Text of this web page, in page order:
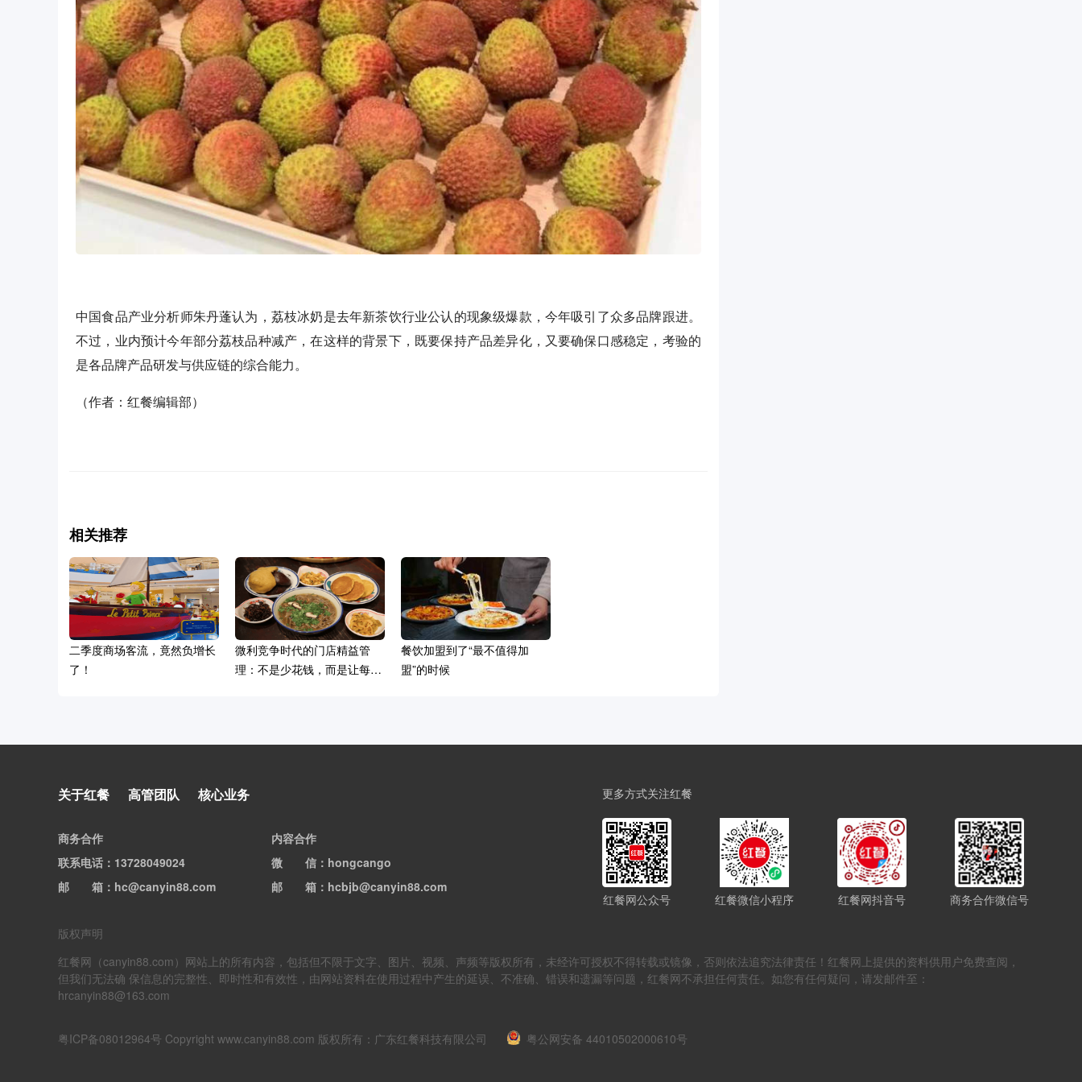
中国食品产业分析师朱丹蓬认为，荔枝冰奶是去年新茶饮行业公认的现象级爆款，今年吸引了众多品牌跟进。
不过，业内预计今年部分荔枝品种减产，在这样的背景下，既要保持产品差异化，又要确保口感稳定，考验的
是各品牌产品研发与供应链的综合能力。
（作者：红餐编辑部）
相关推荐
二季度商场客流，竟然负增长
了！
微利竞争时代的门店精益管
理：不是少花钱，而是让每一
餐饮加盟到了“最不值得加
盟”的时候
费者已删除视频
关于红餐 高管团队 核心业务
商务合作
联系电话 ：13728049024
邮箱：hc@canyin88.com
内容合作
微信：hongcango
邮箱：hcbjb@canyin88.com
更多方式关注红餐
红餐网公众号 红餐微信小程序 红餐网抖音号 商务合作微信号
版权声明
红餐网（canyin88.com）网站上的所有内容，包括但不限于文字、图片、视频、声频等版权所有，未经许可授权不得转载或镜像，否则依法追究法律责任！红餐网上提供的资料供用户免费查阅，
但我们无法确 保信息的完整性、即时性和有效性，由网站资料在使用过程中产生的延误、不准确、错误和遗漏等问题，红餐网不承担任何责任。如您有任何疑问，请发邮件至：
hrcanyin88@163.com
粤ICP备08012964号 Copyright www.canyin88.com 版权所有：广东红餐科技有限公司 粤公网安备 44010502000610号